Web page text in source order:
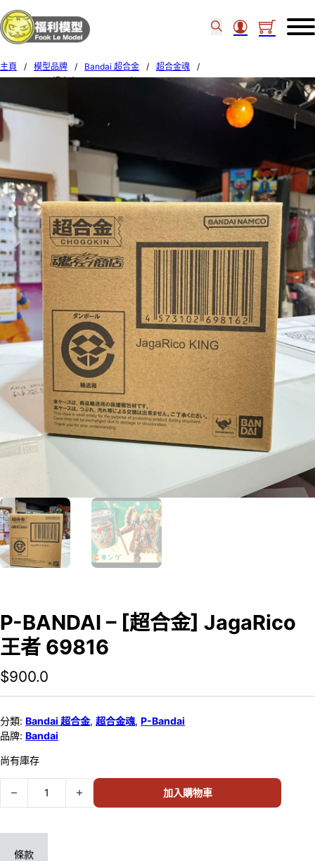
主頁 / 模型品牌 / Bandai 超合金 / 超合金魂
/
P-BANDAI – [超合金] JagaRico王者 69816
P-BANDAI – [超合金] JagaRico
王者 69816
$900.0
分類: Bandai 超合金, 超合金魂, P-Bandai
品牌: Bandai
尚有庫存
P-BANDAI - [超合金] JagaRico王者 69816 數量
加入購物車
條款